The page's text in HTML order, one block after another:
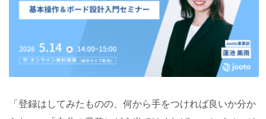
「登録はしてみたものの、何から手をつければ良いか分か